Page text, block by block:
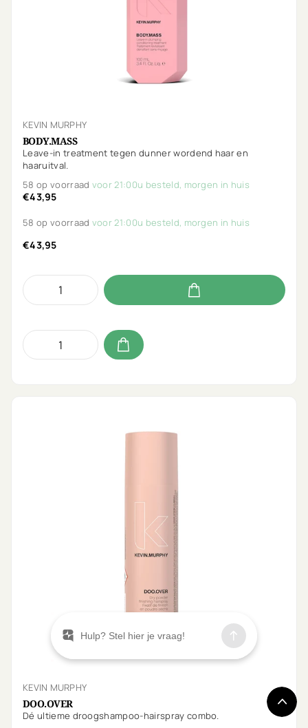
KEVIN MURPHY
BODY.MASS
Leave-in treatment tegen dunner wordend haar en
haaruitval.
58 op voorraad voor 21:00u besteld, morgen in huis
€43,95
58 op voorraad voor 21:00u besteld, morgen in huis
€43,95
KEVIN MURPHY
DOO.OVER
Dé ultieme droogshampoo-hairspray combo.